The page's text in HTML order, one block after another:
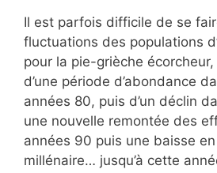
Il est parfois difficile de se
fluctuations des populations
pour la pie-grièche
d’une période d’abondance
années 80, puis d’un déclin
une nouvelle remontée des
années 90 puis une baisse
millénaire… jusqu’à cette